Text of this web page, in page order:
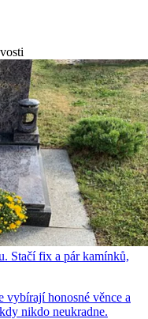
Stačí fix a pár kamínků,
vybírají honosné věnce a
nikdo neukradne.